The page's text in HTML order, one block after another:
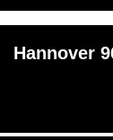
Hannover